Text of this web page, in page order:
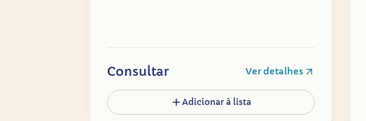
Consultar Ver detalhes
Adicionar à lista